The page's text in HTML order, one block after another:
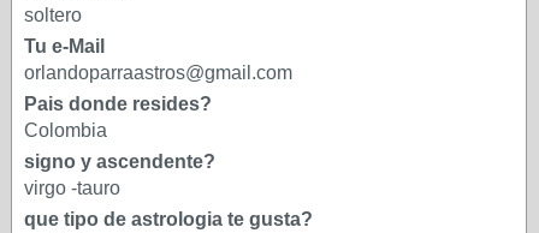
soltero
Tu e-Mail
orlandoparraastros@gmail.com
Pais donde resides?
Colombia
signo y ascendente?
virgo -tauro
que tipo de astrologia te gusta?